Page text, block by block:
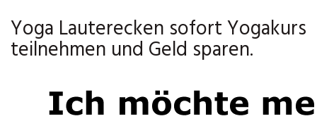
Yoga Lauterecken sofort Yogakurs
teilnehmen und Geld sparen.